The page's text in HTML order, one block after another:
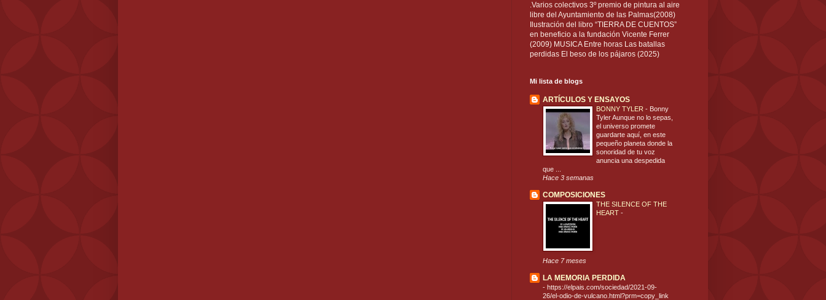
.Varios colectivos 3º premio de pintura al aire
libre del Ayuntamiento de las Palmas(2008)
Ilustración del libro “TIERRA DE CUENTOS”
en beneficio a la fundación Vicente Ferrer
(2009) MUSICA Entre horas Las batallas
perdidas El beso de los pájaros (2025)
Mi lista de blogs
ARTÍCULOS Y ENSAYOS
BONNY TYLER - Bonny
Tyler Aunque no lo sepas,
el universo promete
guardarte aquí, en este
pequeño planeta donde la
sonoridad de tu voz
anuncia una despedida
que ...
Hace 3 semanas
COMPOSICIONES
THE SILENCE OF THE
HEART -
Hace 7 meses
LA MEMORIA PERDIDA
- https://elpais.com/sociedad/2021-09-
26/el-odio-de-vulcano.html?prm=copy_link